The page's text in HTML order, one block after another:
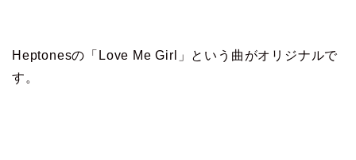
Heptonesの「Love Me Girl」という曲がオリジナルで
す。